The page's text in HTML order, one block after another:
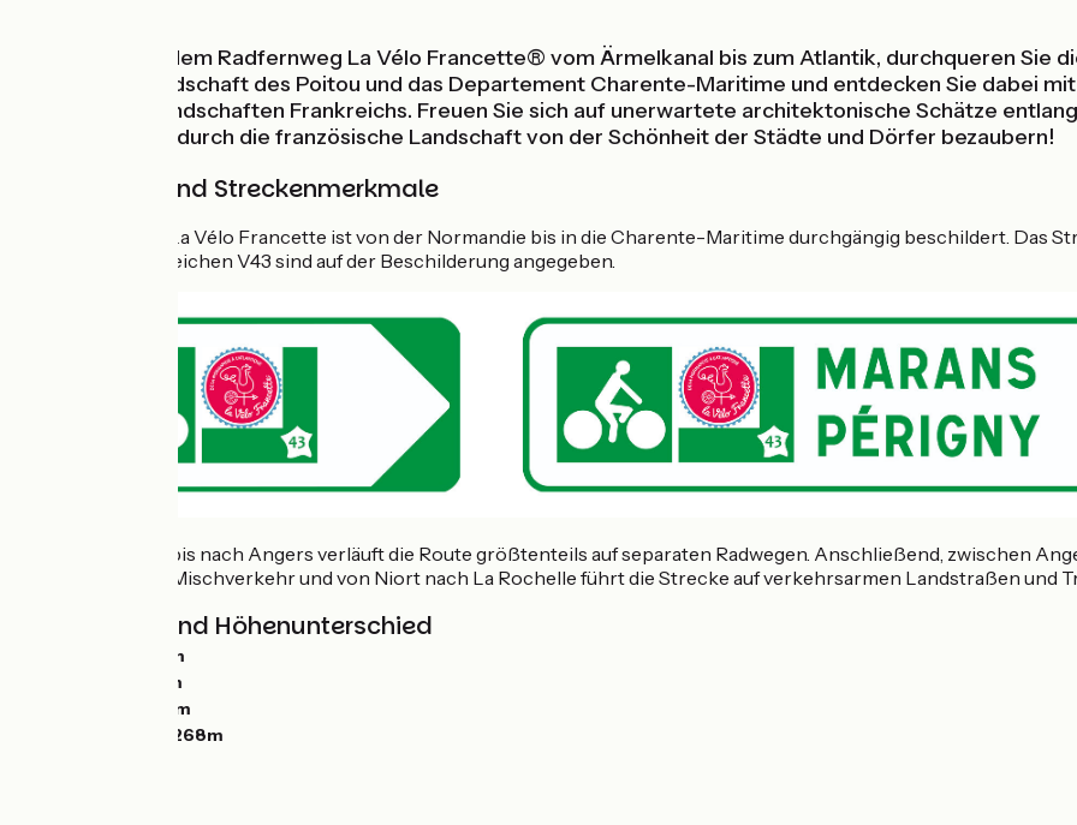
Radeln Sie auf dem Radfernweg La Vélo Francette® vom Ärmelkanal bis zum Atlantik, durchqueren Sie
la Loire, die Landschaft des Poitou und das Departement Charente-Maritime und entdecken Sie dabei
malerischen Landschaften Frankreichs. Freuen Sie sich auf unerwartete architektonische Schätze
Radwanderung durch die französische Landschaft von der Schönheit der Städte und Dörfer bezaubern!
Markierung und Streckenmerkmale
Der Radfernweg La Vélo Francette ist von der Normandie bis in die Charente-Maritime durchgängig beschildert. Das
nationales Kennzeichen V43 sind auf der Beschilderung angegeben.
Von Ouistreham bis nach Angers verläuft die Route größtenteils auf separaten Radwegen. Anschließend, zwischen
Landstraßen mit Mischverkehr und von Niort nach La Rochelle führt die Strecke auf verkehrsarmen Landstraßen und
Steigungen und Höhenunterschied
2205m
2198m
0m
268m